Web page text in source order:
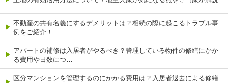
不動産の共有名義にするデメリットは？相続の際に起こるトラブル事
例をご紹介！
アパートの補修は入居者がやるべき？管理している物件の修繕にかか
る費用や日数につ…
区分マンションを管理するのにかかる費用は？入居者退去による修繕